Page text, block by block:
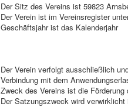
Der Sitz des Vereins ist 59823
Der Verein ist im Vereinsregister
Geschäftsjahr ist das Kalenderjahr
Der Verein verfolgt ausschließlich
Verbindung mit dem
Zweck des Vereins ist die Förderung
Der Satzungszweck wird verwirklicht